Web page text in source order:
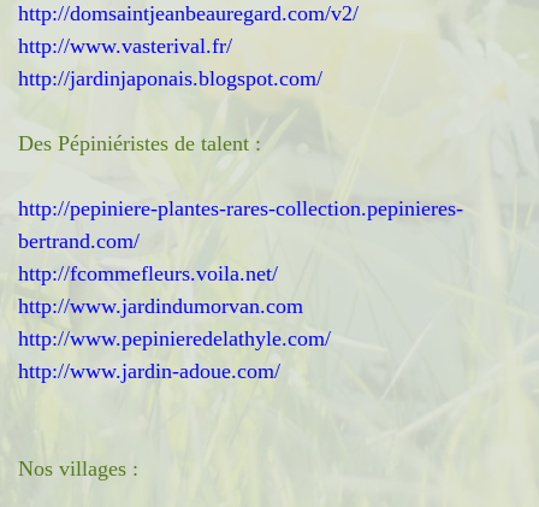
http://domsaintjeanbeauregard.com/v2/
http://www.vasterival.fr/
http://jardinjaponais.blogspot.com/
Des Pépiniéristes de talent :
http://pepiniere-plantes-rares-collection.pepinieres-
bertrand.com/
http://fcommefleurs.voila.net/
http://www.jardindumorvan.com
http://www.pepinieredelathyle.com/
http://www.jardin-adoue.com/
Nos villages :